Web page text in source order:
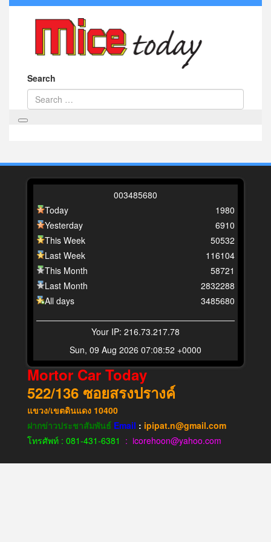
Search
003485680
Today
Yesterday
This Week
Last Week
This Month
Last Month
All days
1980
6910
50532
116104
58721
2832288
3485680
Your IP: 216.73.217.78
Sun, 09 Aug 2026 07:08:52 +0000
Mortor Car Today
522/136 ซอยสรงปรางค์
แขวง​/เขต​ดินแดง​ 10400
ฝากข่าวประชาสัมพันธ์ Email : ipipat.n@gmail.com
โทรศัพท์ : 081-431-6381 : icorehoon@yahoo.com